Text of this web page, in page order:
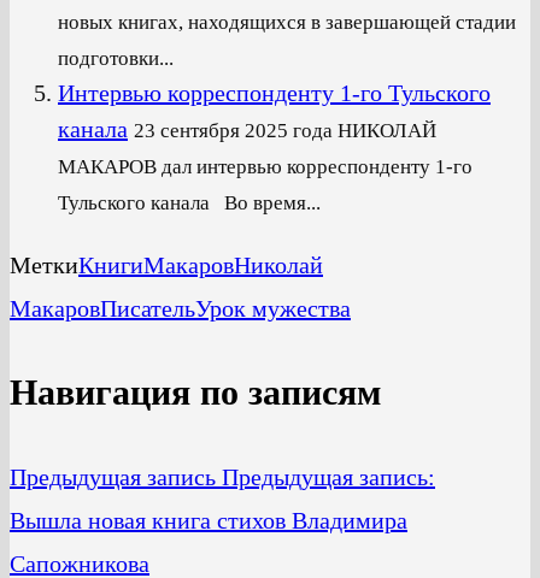
новых книгах, находящихся в завершающей стадии
подготовки...
Интервью корреспонденту 1-го Тульского
канала 23 сентября 2025 года НИКОЛАЙ
МАКАРОВ дал интервью корреспонденту 1-го
Тульского канала Во время...
МеткиКнигиМакаровНиколай
МакаровПисательУрок мужества
Навигация по записям
Предыдущая запись Предыдущая запись:
Вышла новая книга стихов Владимира
Сапожникова